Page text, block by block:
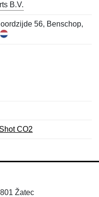
B.V.
56, Benschop,
Shot CO2
Žatec